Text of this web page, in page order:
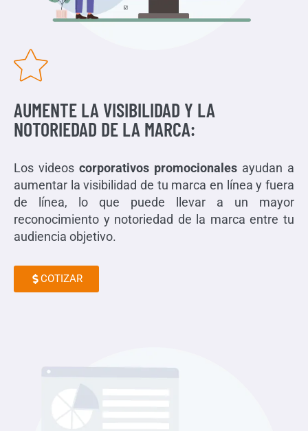
AUMENTE LA VISIBILIDAD Y LA
NOTORIEDAD DE LA MARCA:
Los videos corporativos promocionales ayudan a
aumentar la visibilidad de tu marca en línea y fuera
de línea, lo que puede llevar a un mayor
reconocimiento y notoriedad de la marca entre tu
audiencia objetivo.
COTIZAR